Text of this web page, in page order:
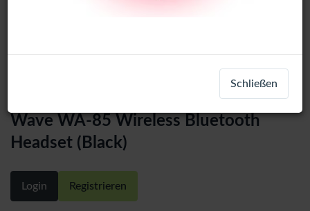
Wave WA-85 Wireless Bluetooth
Headset (Black)
Login Registrieren
Schließen